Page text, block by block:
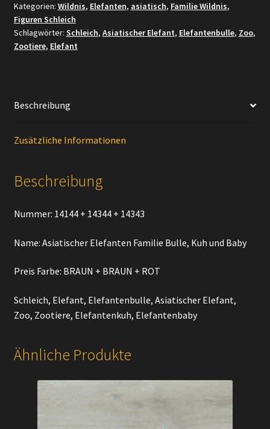
komplett
#1
Menge
Kategorien: Wildnis, Elefanten, asiatisch, Familie Wildnis,
Figuren Schleich
Schlagwörter: Schleich, Asiatischer Elefant, Elefantenbulle, Zoo,
Zootiere, Elefant
Beschreibung
Zusätzliche Informationen
Beschreibung
Nummer: 14144 + 14344 + 14343
Name: Asiatischer Elefanten Familie Bulle, Kuh und Baby
Preis Farbe: BRAUN + BRAUN + ROT
Schleich, Elefant, Elefantenbulle, Asiatischer Elefant,
Zoo, Zootiere, Elefantenkuh, Elefantenbaby
Ähnliche Produkte